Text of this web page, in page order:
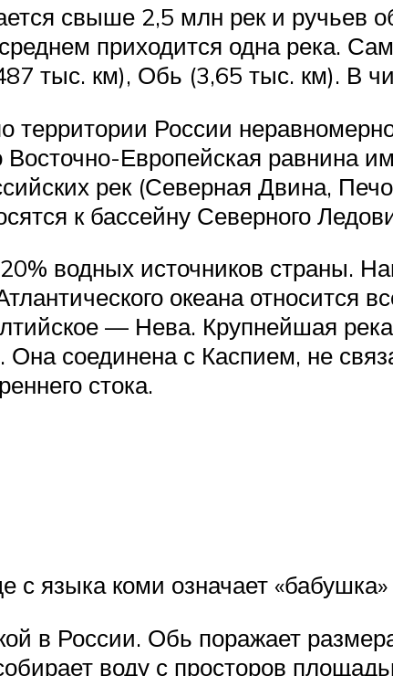
свыше 2,5 млн рек и ручьев
приходится одна река.
тыс. км), Обь (3,65 тыс. км). В
территории России
Европейская равнина
рек (Северная Двина,
к бассейну Северного
водных источников страны.
океана относится
— Нева. Крупнейшая
соединена с Каспием, не
стока.
с языка коми означает «бабушка»
в России. Обь поражает
воду с просторов